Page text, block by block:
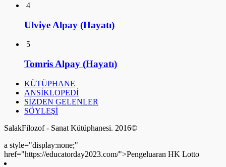
4
Ulviye Alpay (Hayatı)
5
Tomris Alpay (Hayatı)
KÜTÜPHANE
ANSİKLOPEDİ
SİZDEN GELENLER
SÖYLEŞİ
SalakFilozof - Sanat Kütüphanesi. 2016©
a style="display:none;"
href="https://educatorday2023.com/">Pengeluaran HK Lotto